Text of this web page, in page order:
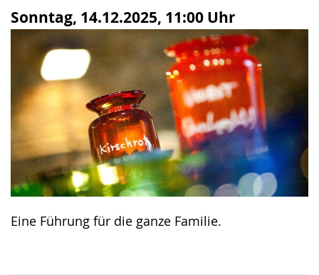
Sonntag, 14.12.2025, 11:00 Uhr
Eine Führung für die ganze Familie.
wird
angezeigt.